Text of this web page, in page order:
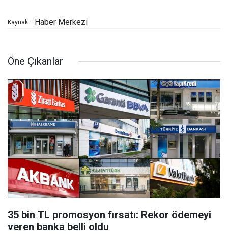
Kaynak: Haber Merkezi
Öne Çıkanlar
35 bin TL promosyon fırsatı: Rekor ödemeyi
veren banka belli oldu